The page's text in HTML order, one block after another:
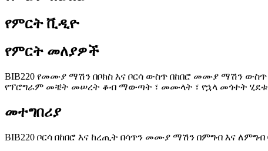
የምርት ቪዲዮ
የምርት መለያዎች
BIB220 የመሙያ ማሽን በቦክስ እና ቦርሳ ውስጥ በከበሮ መሙያ ማሽን ውስጥ
የፕሮግራም መቼት መሠረት ቆብ ማውጣት ፣ መሙላት ፣ የኋላ መጎተት
መተግበሪያ
BIB220 ቦርሳ በከበሮ እና ከረጢት በሳጥን መሙያ ማሽን በምግብ እና